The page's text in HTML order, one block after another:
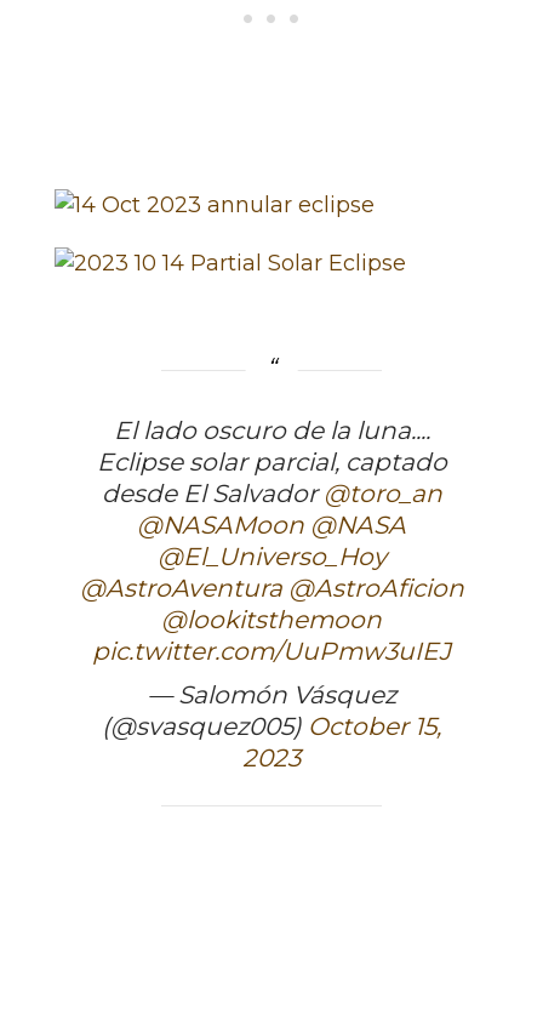
El lado oscuro de la luna....
Eclipse solar parcial, captado
desde El Salvador @toro_an
@NASAMoon @NASA
@El_Universo_Hoy
@AstroAventura @AstroAficion
@lookitsthemoon
pic.twitter.com/UuPmw3uIEJ
— Salomón Vásquez
(@svasquez005) October 15,
2023